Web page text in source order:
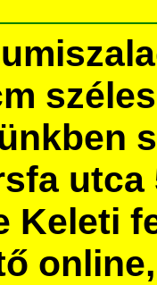
utca
Keleti